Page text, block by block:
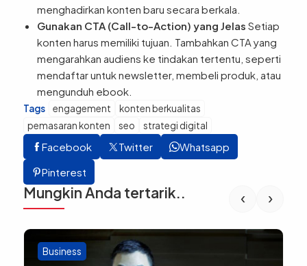
menghadirkan konten baru secara berkala.
Gunakan CTA (Call-to-Action) yang Jelas Setiap
konten harus memiliki tujuan. Tambahkan CTA yang
mengarahkan audiens ke tindakan tertentu, seperti
mendaftar untuk newsletter, membeli produk, atau
mengunduh ebook.
Tags engagement
konten berkualitas
pemasaran konten
seo strategi digital
Facebook Twitter
Whatsapp
Pinterest
Mungkin Anda tertarik..
Business
‹ ›